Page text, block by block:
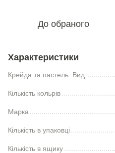
До обраного
Характеристики
Крейда та пастель: Вид
Кількість кольрів
Марка
Кількість в упаковці
Кількість в ящику